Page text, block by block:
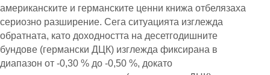
американските и германските ценни книжа отбелязаха
сериозно разширение. Сега ситуацията изглежда
обратната, като доходността на десетгодишните
бундове (германски ДЦК) изглежда фиксирана в
диапазон от -0,30 % до -0,50 %, докато